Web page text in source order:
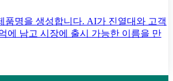
품명을 생성합니다. AI가 진열대와 고객
에 남고 시장에 출시 가능한 이름을 만